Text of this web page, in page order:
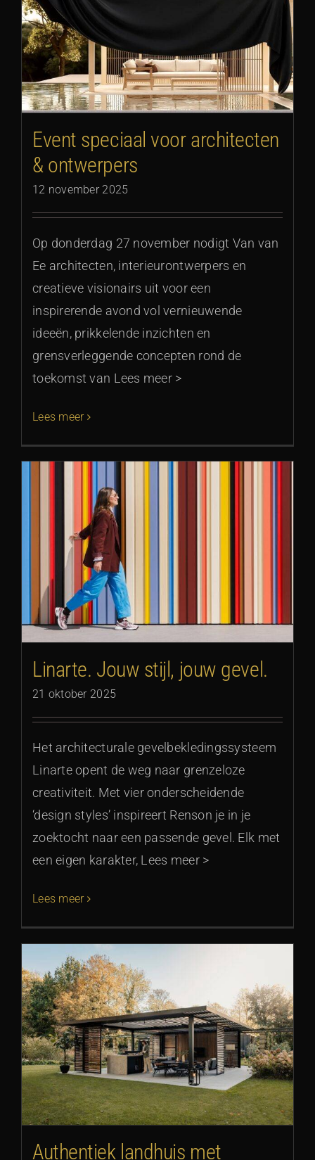
Event speciaal voor architecten
& ontwerpers
12 november 2025
Op donderdag 27 november nodigt Van van
Ee architecten, interieurontwerpers en
creatieve visionairs uit voor een
inspirerende avond vol vernieuwende
ideeën, prikkelende inzichten en
grensverleggende concepten rond de
toekomst van Lees meer >
Lees meer
Linarte. Jouw stijl, jouw gevel.
21 oktober 2025
Het architecturale gevelbekledingssysteem
Linarte opent de weg naar grenzeloze
creativiteit. Met vier onderscheidende
‘design styles’ inspireert Renson je in je
zoektocht naar een passende gevel. Elk met
een eigen karakter, Lees meer >
Lees meer
Authentiek landhuis met